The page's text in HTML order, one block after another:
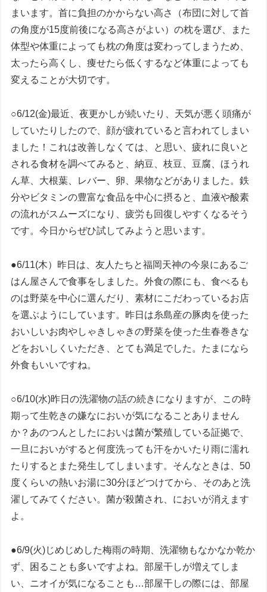
まいます。首に負担のかからない高さ（布団に対して首
の角度が15度前後になる高さがよい）の枕を選び、また
体型や体重によっても枕の角度は変わってしまうため、
太ったら高くし、痩せたら低くするなど体重によっても
変えることが大切です。
○6/12(金)最近、夜更かしが続いたり、天気が悪く頭痛が
していたりしたので、顔が疲れていると言われてしまい
ました！これは改善しなくては、と思い、疲れに良いと
される食材を調べてみると、納豆、枝豆、豆腐、ほうれ
ん草、大根葉、レバー、卵、果物などがありました。鉄
分やビタミンの豊富な食品を中心に摂ると、血液や酸素
の流れがスムーズになり、疲労も回復しやすくなるそう
です。今日からぜひ試してみようと思います。
●6/11(木）昨日は、友人たちと福岡天神の今泉にあるご
はん屋さんで食事をしました。外食の際にも、食べるも
のは野菜を中心に選んだり、素材にこだわっているお店
を選ぶようにしています。昨日は糸島産の豚肉を使った
おいしいお肉やしゃきしゃきの野菜を使った生春巻きな
どをおいしくいただき、とても満足でした。たまになら
外食もいいですね。
○6/10(水)昨日の洗濯物の話の続きになりますが、この時
期って生乾きの嫌なにおいが気になることありません
か？あのつんとしたにおいは菌が繁殖している証拠で、
一旦においがすると何度洗っても汗をかいたり雨に濡れ
たりするとまた発生してしまいます。そんなときは、50
度くらいの熱いお湯に30分ほどつけてから、そのあと洗
濯してみてください。菌が殺菌され、においが消えます
よ。
●6/9(火)じめじめした梅雨の時期、洗濯物もなかなか乾か
ず、困ることも多いですよね。部屋干しが増えてしま
い、ニオイが気になることも…部屋干しの際には、部屋